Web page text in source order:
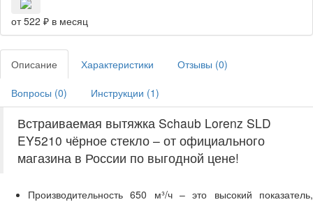
от 522 ₽ в месяц
Описание Характеристики Отзывы (0)
Вопросы (0) Инструкции (1)
Встраиваемая вытяжка Schaub Lorenz SLD
EY5210 чёрное стекло – от официального
магазина в России по выгодной цене!
Производительность 650 м³/ч – это высокий показатель,